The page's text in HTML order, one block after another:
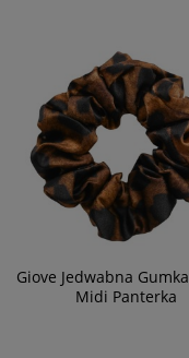
Giove Jedwabna
Midi Panterka